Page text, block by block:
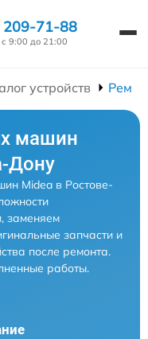
209-71-88
9:00 до 21:00
устройств
машин
Дону
Midea в Ростове-
заменяем
запчасти и
после ремонта.
работы.